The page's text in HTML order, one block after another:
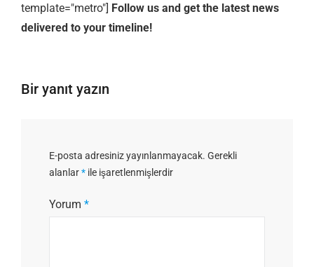
template="metro"] Follow us and get the latest news
delivered to your timeline!
Bir yanıt yazın
E-posta adresiniz yayınlanmayacak. Gerekli
alanlar* ile işaretlenmişlerdir
Yorum *